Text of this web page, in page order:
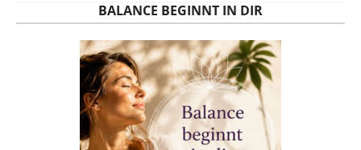
BALANCE BEGINNT IN DIR